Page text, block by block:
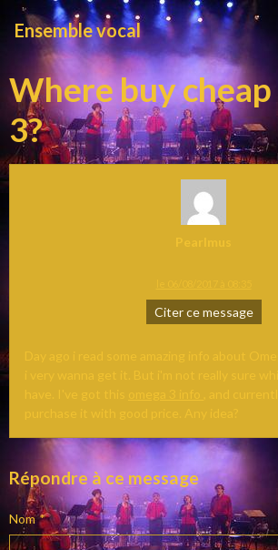
Ensemble vocal
Where buy cheap
3?
Pearlmus
Citer ce message
Day ago i read some amazing info about
i very wanna get it. But i'm not really sure
have. I've got this omega 3 info
, and
purchase it with good price. Any idea?
Répondre à ce message
Nom